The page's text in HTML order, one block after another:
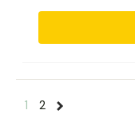
1
2